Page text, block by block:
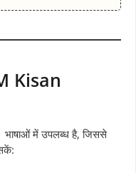
Kisan
भाषाओं में उपलब्ध है, जिससे